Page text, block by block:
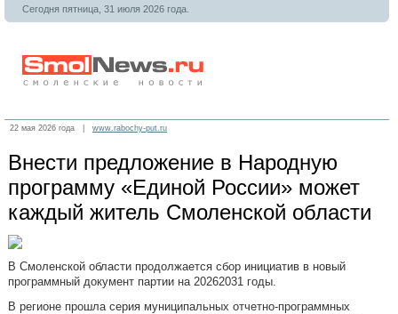
Сегодня пятница, 31 июля 2026 года.
22 мая 2026 года | www.rabochy-put.ru
Внести предложение в Народную
программу «Единой России» может
каждый житель Смоленской области
В Смоленской области продолжается сбор инициатив в новый
программный документ партии на 20262031 годы.
В регионе прошла серия муниципальных отчетно-программных